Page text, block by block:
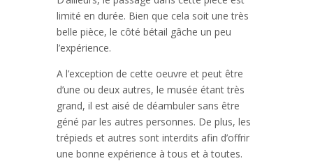
limité en durée. Bien que cela soit une très
belle pièce, le côté bétail gâche un peu
l’expérience.
A l’exception de cette oeuvre et peut être
d’une ou deux autres, le musée étant très
grand, il est aisé de déambuler sans être
géné par les autres personnes. De plus, les
trépieds et autres sont interdits afin d’offrir
une bonne expérience à tous et à toutes.